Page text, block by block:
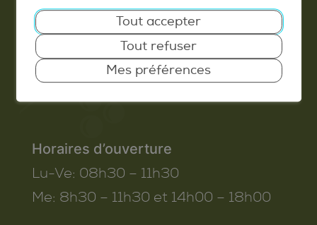
Route de Savoie 54
1975 St-Séverin
T. 027 345 45 45
info@conthey.ch
Horaires d’ouverture
Lu-Ve: 08h30 – 11h30
Me: 8h30 – 11h30 et 14h00 – 18h00
Tout accepter
Tout refuser
Mes préférences